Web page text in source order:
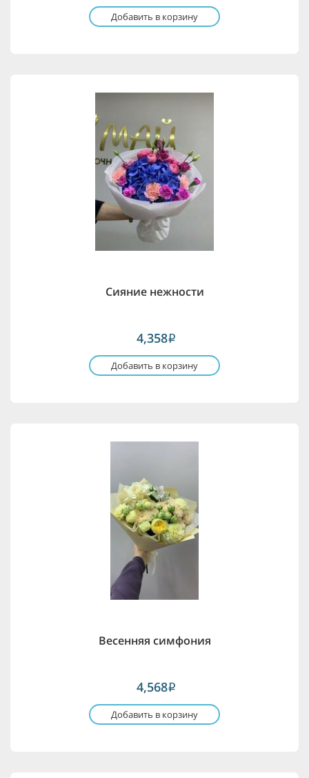
Добавить в корзину
Сияние нежности
4,358i
Добавить в корзину
Весенняя симфония
4,568i
Добавить в корзину